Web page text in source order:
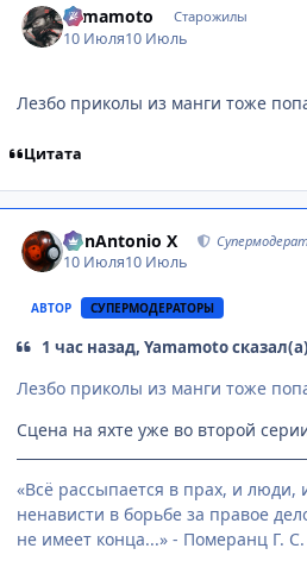
Yamamoto Старожилы
10 Июля10 Июль
Лезбо приколы из манги тоже
Цитата
BonAntonio X
10 Июля10 Июль
АВТОР СУПЕРМОДЕРАТОРЫ
1 час назад, Yamamoto
Лезбо приколы из манги тоже
Сцена на яхте уже во второй
«Всё рассыпается в прах, и люди,
ненависти в борьбе за правое
не имеет конца...» - Померанц Г. С.